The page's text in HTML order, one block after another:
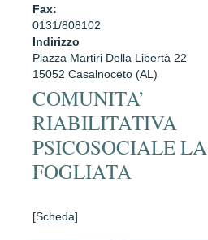
Fax:
0131/808102
Indirizzo
Piazza Martiri Della Libertà 22
15052 Casalnoceto (AL)
COMUNITA’
RIABILITATIVA
PSICOSOCIALE LA
FOGLIATA
[scheda]